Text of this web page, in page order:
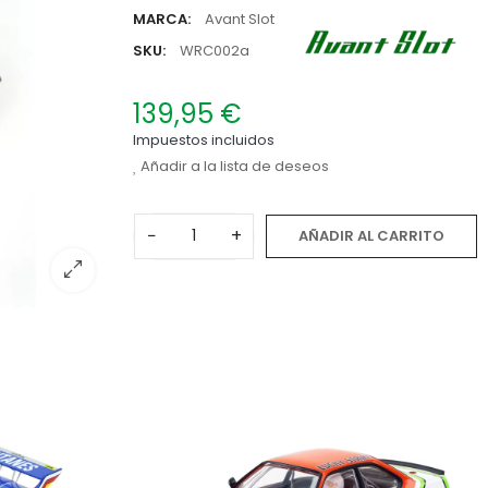
MARCA:
Avant Slot
SKU:
WRC002a
139,95 €
Impuestos incluidos
Añadir a la lista de deseos
− + AÑADIR AL CARRITO